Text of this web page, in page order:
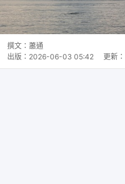
撰文： 蕭通
出版： 2026-06-03 05:42 更新：